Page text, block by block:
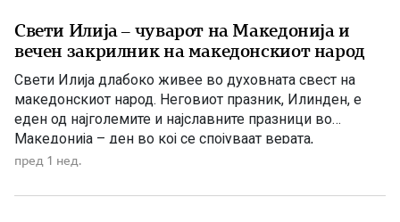
Свети Илија – чуварот на Македонија и
вечен закрилник на македонскиот народ
Свети Илија длабоко живее во духовната свест на
македонскиот народ. Неговиот празник, Илинден, е
еден од најголемите и најславните празници во
Македонија – ден во кој се спојуваат верата,
историјата, борбата за слобода и љубовта кон
Свети Илија како силен заштитник и небесен чувар. Во
пред 1 нед.